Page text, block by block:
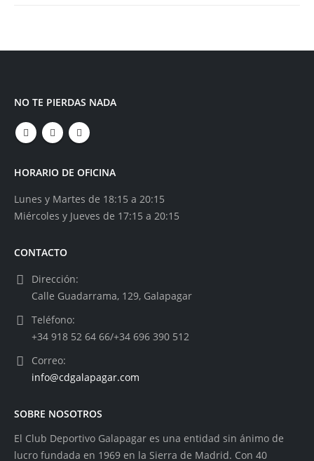
NO TE PIERDAS NADA
HORARIO DE OFICINA
Lunes y Martes de 18:15 a 20:15
Miércoles y Jueves de 17:15 a 20:15
CONTACTO
Dirección:
Calle Guadarrama, 129, Galapagar
Teléfono:
+34 918 52 64 66/+34 696 390 512
Correo:
info@cdgalapagar.com
SOBRE NOSOTROS
El Club Deportivo Galapagar es una entidad sin ánimo de
lucro fundada en 1969 en la Sierra de Madrid. Con 40